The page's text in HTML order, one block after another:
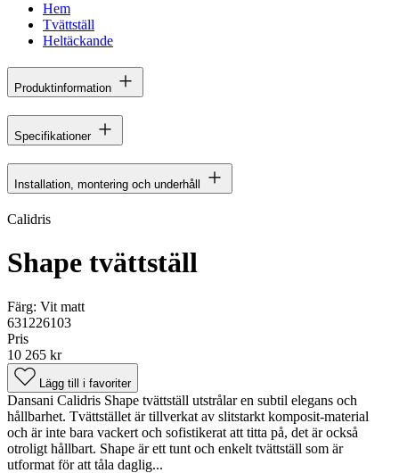
Hem
Tvättställ
Heltäckande
Produktinformation
Specifikationer
Installation, montering och underhåll
Calidris
Shape tvättställ
Färg: Vit matt
631226103
Pris
10 265 kr
Lägg till i favoriter
Dansani Calidris Shape tvättställ utstrålar en subtil elegans och
hållbarhet. Tvättstället är tillverkat av slitstarkt komposit-material
och är inte bara vackert och sofistikerat att titta på, det är också
otroligt hållbart. Shape är ett tunt och enkelt tvättställ som är
utformat för att tåla daglig...